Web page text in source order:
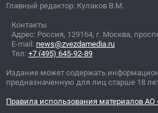
Главный редактор: Кулаков В.М.
Контакты
Адрес: Россия, 129164, г. Москва,
E-mail: news@zvezdamedia.ru
Тел: +7 (495) 645-92-89
Издание может содержать
предназначенную для лиц старше 18
Правила использования материалов